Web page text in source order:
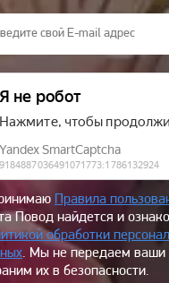
Правила
Повод найдется и
обработки
. Мы не передаем ваши
их в безопасности.